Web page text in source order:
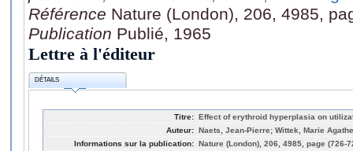
Référence Nature (London), 206, 4985,
Publication Publié, 1965
Lettre à l'éditeur
DÉTAILS
Titre: Effect of erythroid hyperplasia on
Auteur: Naets, Jean-Pierre; Wittek, Marie Agathe
Informations sur la publication: Nature (London), 206, 4985, page (726-